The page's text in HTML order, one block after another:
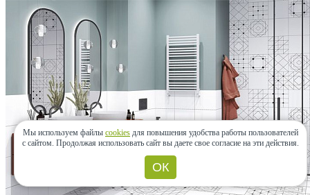
Мы используем файлы cookies для повышения удобства работы пользователей
с сайтом. Продолжая использовать сайт вы даете свое согласие на эти действия.
ОК